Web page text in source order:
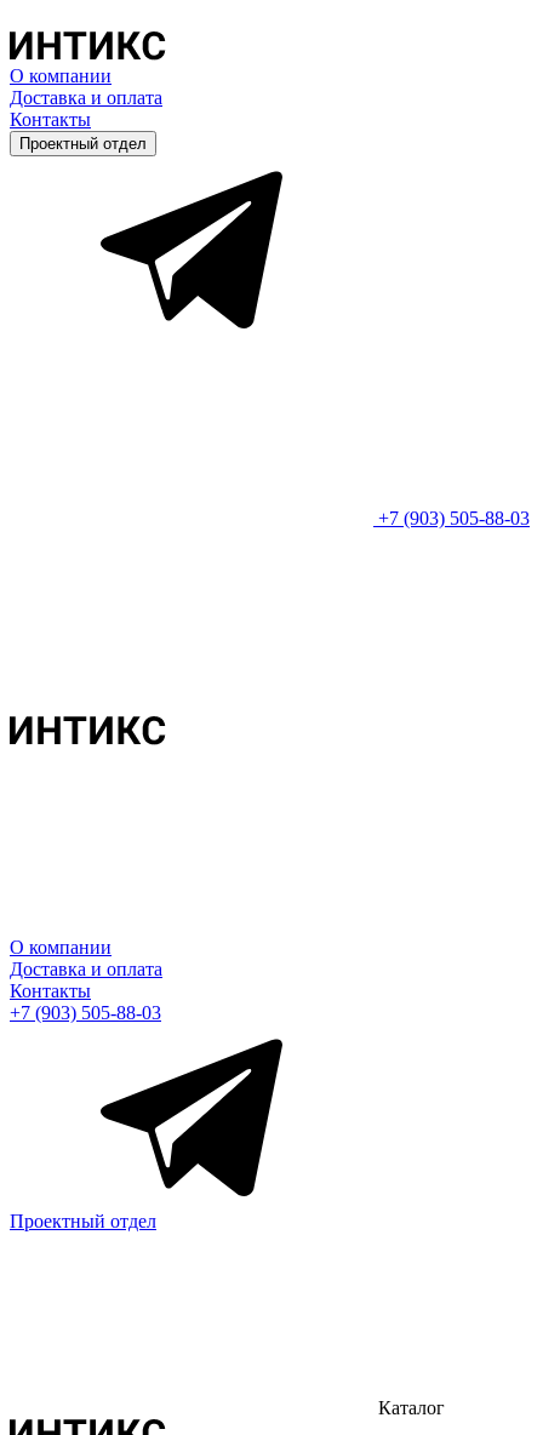
О компании
Доставка и оплата
Контакты
Проектный отдел
+7 (903) 505-88-03
О компании
Доставка и оплата
Контакты
+7 (903) 505-88-03
Проектный отдел
Каталог